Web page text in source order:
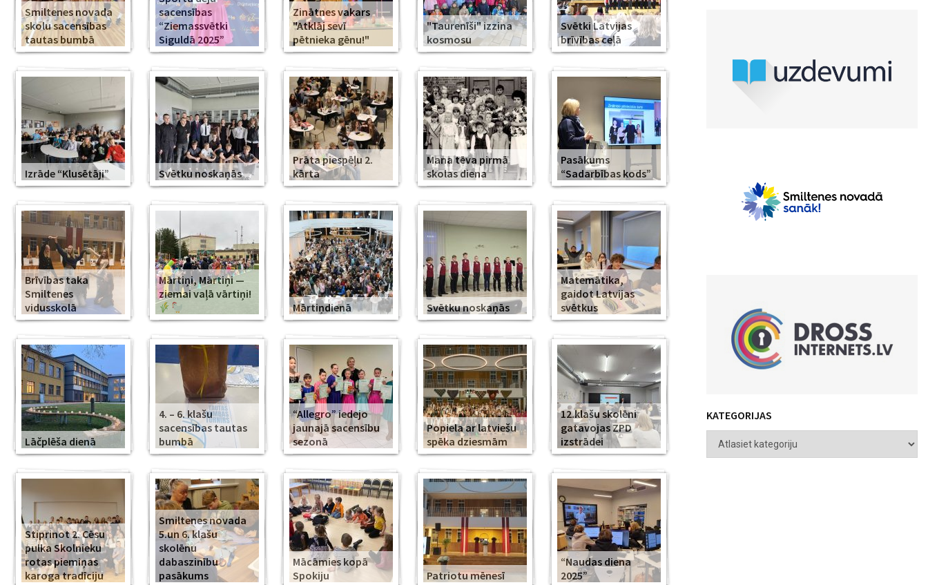
Smiltenes novada
skolu sacensības
tautas bumbā
sacensības
“Ziemassvētki
Siguldā 2025”
Zinātnes vakars
"Atklāj sevī
pētnieka gēnu!"
"Taurenīši" izzina
kosmosu
Svētki Latvijas
brīvības ceļā
Izrāde “Klusētāji” Svētku noskaņās
Prāta piespēļu 2.
kārta
Mana tēva pirmā
skolas diena
Pasākums
“Sadarbības kods”
Brīvības taka
Smiltenes
vidusskolā
Mārtiņi, Mārtiņi —
ziemai vaļā vārtiņi!
Mārtiņdienā
Svētku noskaņās
Matemātika,
gaidot Latvijas
svētkus
Lāčplēša dienā
4. – 6. klašu
sacensības tautas
bumbā
“Allegro” iedejo
jaunajā sacensību
sezonā
Popiela ar latviešu
spēka dziesmām
12.klašu skolēni
gatavojas ZPD
izstrādei
Stiprinot 2. Cēsu
pulka Skolnieku
rotas piemiņas
karoga tradīciju
Smiltenes novada
5.un 6. klašu
skolēnu
dabaszinību
pasākums
Mācāmies kopā
Spokiju
Patriotu mēnesī
“Naudas diena
2025”
KATEGORIJAS